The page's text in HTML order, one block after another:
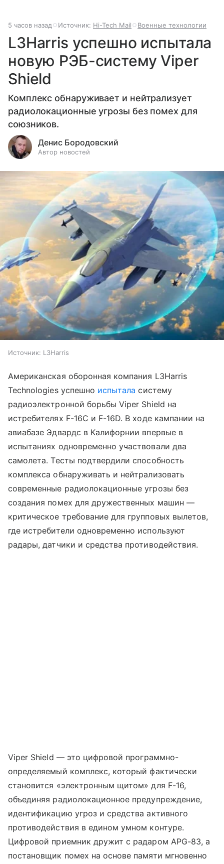
5 часов назад Источник: Hi-Tech Mail Военные технологии
L3Harris успешно испытала
новую РЭБ-систему Viper
Shield
Комплекс обнаруживает и нейтрализует
радиолокационные угрозы без помех для
союзников.
Денис Бородовский
Автор новостей
Источник: L3Harris
Американская оборонная компания L3Harris
Technologies успешно испытала систему
радиоэлектронной борьбы Viper Shield на
истребителях F-16C и F-16D. В ходе кампании на
авиабазе Эдвардс в Калифорнии впервые в
испытаниях одновременно участвовали два
самолета. Тесты подтвердили способность
комплекса обнаруживать и нейтрализовать
современные радиолокационные угрозы без
создания помех для дружественных машин —
критическое требование для групповых вылетов,
где истребители одновременно используют
радары, датчики и средства противодействия.
Viper Shield — это цифровой программно-
определяемый комплекс, который фактически
становится «электронным щитом» для F-16,
объединяя радиолокационное предупреждение,
идентификацию угроз и средства активного
противодействия в едином умном контуре.
Цифровой приемник дружит с радаром APG-83, а
постановщик помех на основе памяти мгновенно